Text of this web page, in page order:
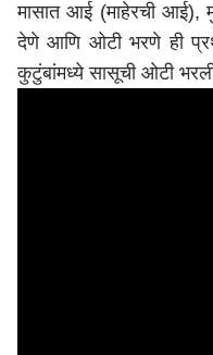
मासात आई (माहेरची आई),
देणे आणि ओटी भरणे ही
कुटुंबांमध्ये सासूची ओटी